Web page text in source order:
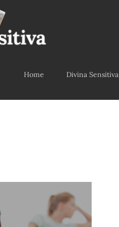
Home Divina Sensitiva